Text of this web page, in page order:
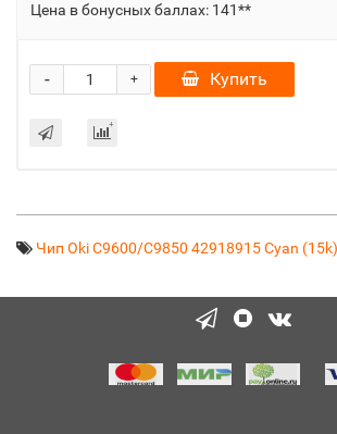
Цена в бонусных баллах: 141**
+
- Купить
Чип Oki C9600/C9850 42918915 Cyan (15k)